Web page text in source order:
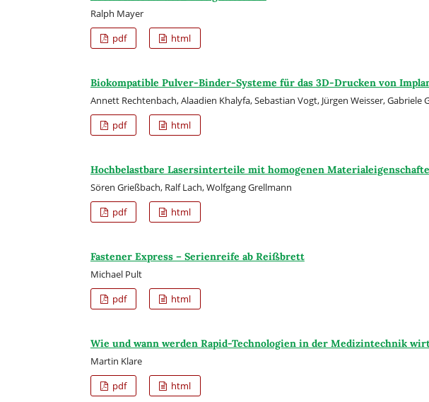
Ralph Mayer
pdf
html
Biokompatible Pulver-Binder-Systeme für das 3D-Drucken von
Annett Rechtenbach, Alaadien Khalyfa, Sebastian Vogt, Jürgen Weisser,
pdf
html
Hochbelastbare Lasersinterteile mit homogenen
Sören Grießbach, Ralf Lach, Wolfgang Grellmann
pdf
html
Fastener Express – Serienreife ab Reißbrett
Michael Pult
pdf
html
Wie und wann werden Rapid-Technologien in der Medizintechnik
Martin Klare
pdf
html